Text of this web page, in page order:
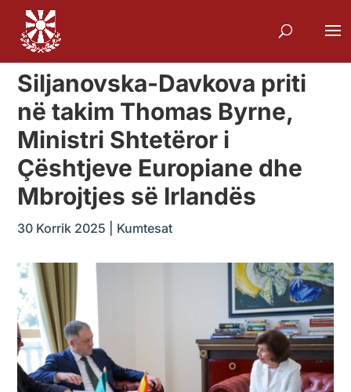
Siljanovska-Davkova priti
në takim Thomas Byrne,
Ministri Shtetëror i
Çështjeve Europiane dhe
Mbrojtjes së Irlandës
30 Korrik 2025 Kumtesat